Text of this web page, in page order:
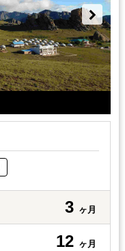
3 ヶ月
12 ヶ月